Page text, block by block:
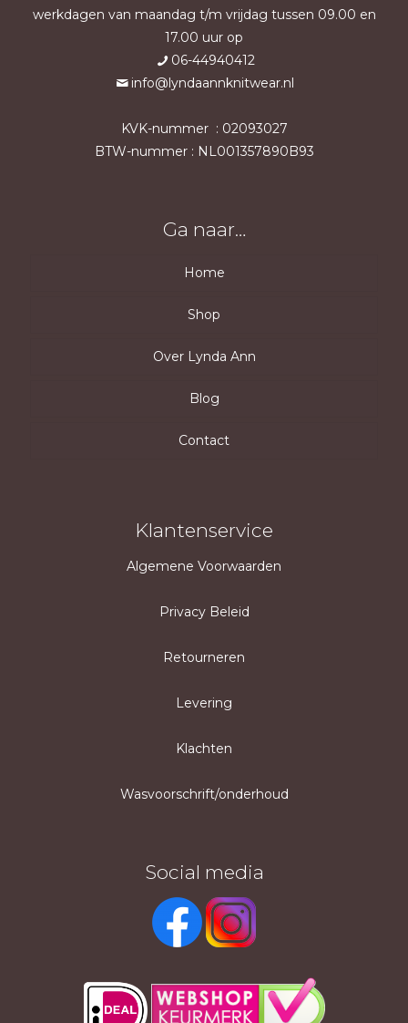
werkdagen van maandag t/m vrijdag tussen 09.00 en
17.00 uur op
06-44940412
info@lyndaannknitwear.nl
KVK-nummer : 02093027
BTW-nummer : NL001357890B93
Ga naar…
Home
Shop
Omslagdoeken
Poncho’s
Sjaals/stola’s
Over Lynda Ann
Blog
Contact
Klantenservice
Algemene Voorwaarden
Privacy Beleid
Retourneren
Levering
Klachten
Wasvoorschrift/onderhoud
Social media